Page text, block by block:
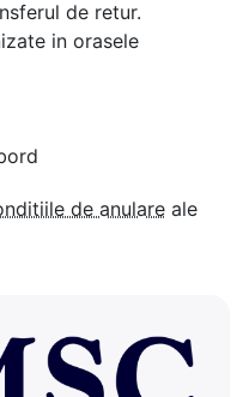
de retur.
in orasele
de anulare ale